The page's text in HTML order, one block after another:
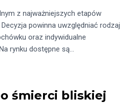
z najważniejszych etapów
powinna uwzględniać rodzaj
oraz indywidualne
rynku dostępne są…
śmierci bliskiej